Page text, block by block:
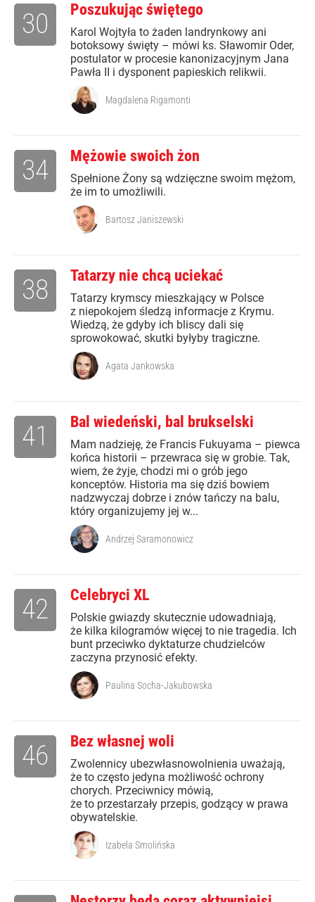
Poszukując świętego
Karol Wojtyła to żaden landrynkowy ani
botoksowy święty – mówi ks. Sławomir Oder,
postulator w procesie kanonizacyjnym Jana
Pawła II i dysponent papieskich relikwii.
30
Magdalena Rigamonti
Mężowie swoich żon
Spełnione Żony są wdzięczne swoim mężom,
że im to umożliwili.
34
Bartosz Janiszewski
Tatarzy nie chcą uciekać
Tatarzy krymscy mieszkający w Polsce
z niepokojem śledzą informacje z Krymu.
Wiedzą, że gdyby ich bliscy dali się
sprowokować, skutki byłyby tragiczne.
38
Agata Jankowska
Bal wiedeński, bal brukselski
Mam nadzieję, że Francis Fukuyama – piewca
końca historii – przewraca się w grobie. Tak,
wiem, że żyje, chodzi mi o grób jego
konceptów. Historia ma się dziś bowiem
nadzwyczaj dobrze i znów tańczy na balu,
który organizujemy jej w...
41
Andrzej Saramonowicz
Celebryci XL
Polskie gwiazdy skutecznie udowadniają,
że kilka kilogramów więcej to nie tragedia. Ich
bunt przeciwko dyktaturze chudzielców
zaczyna przynosić efekty.
42
Paulina Socha-Jakubowska
Bez własnej woli
Zwolennicy ubezwłasnowolnienia uważają,
że to często jedyna możliwość ochrony
chorych. Przeciwnicy mówią,
że to przestarzały przepis, godzący w prawa
obywatelskie.
46
Izabela Smolińska